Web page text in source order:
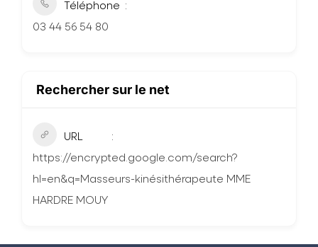
Téléphone
03 44 56 54 80
Rechercher sur le net
URL
https://encrypted.google.com/search?
hl=en&q=Masseurs-kinésithérapeute MME
HARDRE MOUY